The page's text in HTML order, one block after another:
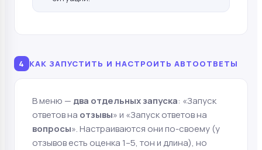
4 КАК ЗАПУСТИТЬ И НАСТРОИТЬ АВТООТВЕТЫ
В меню — два отдельных запуска: «Запуск
ответов на отзывы» и «Запуск ответов на
вопросы». Настраиваются они по-своему (у
отзывов есть оценка 1–5, тон и длина), но